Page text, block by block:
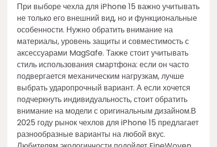
При выборе чехла для iPhone 15 важно учитывать
не только его внешний вид, но и функциональные
особенности. Нужно обратить внимание на
материалы, уровень защиты и совместимость с
аксессуарами MagSafe. Также стоит учитывать
стиль использования смартфона: если он часто
подвергается механическим нагрузкам, лучше
выбрать ударопрочный вариант. А если хочется
подчеркнуть индивидуальность, стоит обратить
внимание на модели с оригинальным дизайном.В
2025 году рынок чехлов для iPhone 15 предлагает
разнообразные варианты на любой вкус.